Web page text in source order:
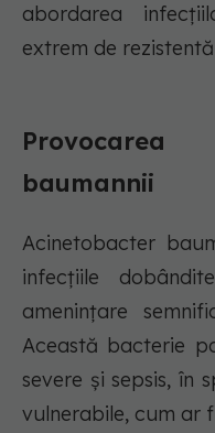
abordarea
extrem de
baumannii
Acinetobacter
infecțiile
amenințare
Această bacterie
severe și sepsis, în
vulnerabile, cum ar